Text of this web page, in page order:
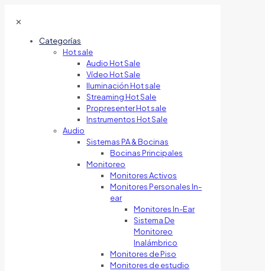
✕
Categorías
Hot sale
Audio Hot Sale
Vídeo Hot Sale
Iluminación Hot sale
Streaming Hot Sale
Propresenter Hot sale
Instrumentos Hot Sale
Audio
Sistemas PA & Bocinas
Bocinas Principales
Monitoreo
Monitores Activos
Monitores Personales In-
ear
Monitores In-Ear
Sistema De
Monitoreo
Inalámbrico
Monitores de Piso
Monitores de estudio